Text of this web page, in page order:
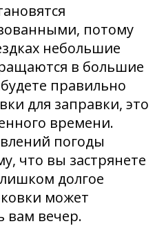
потому
небольшие
в большие
правильно
для заправки, это
времени.
погоды
что вы застрянете
долгое
может
вам вечер.